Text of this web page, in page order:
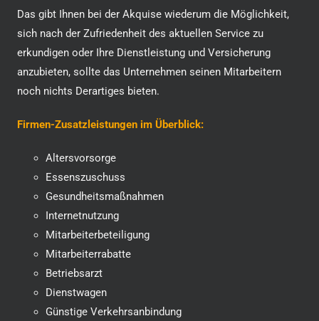
Das gibt Ihnen bei der Akquise wiederum die Möglichkeit,
sich nach der Zufriedenheit des aktuellen Service zu
erkundigen oder Ihre Dienstleistung und Versicherung
anzubieten, sollte das Unternehmen seinen Mitarbeitern
noch nichts Derartiges bieten.
Firmen-Zusatzleistungen im Überblick:
Altersvorsorge
Essenszuschuss
Gesundheitsmaßnahmen
Internetnutzung
Mitarbeiterbeteiligung
Mitarbeiterrabatte
Betriebsarzt
Dienstwagen
Günstige Verkehrsanbindung